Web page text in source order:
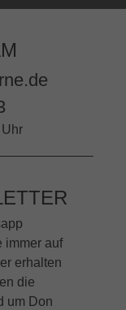
immer auf
erhalten
die
um Don